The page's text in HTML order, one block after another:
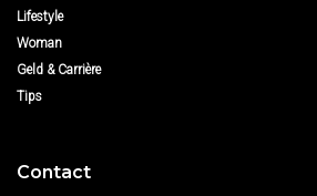
Lifestyle
Woman
Geld & Carrière
Tips
Contact